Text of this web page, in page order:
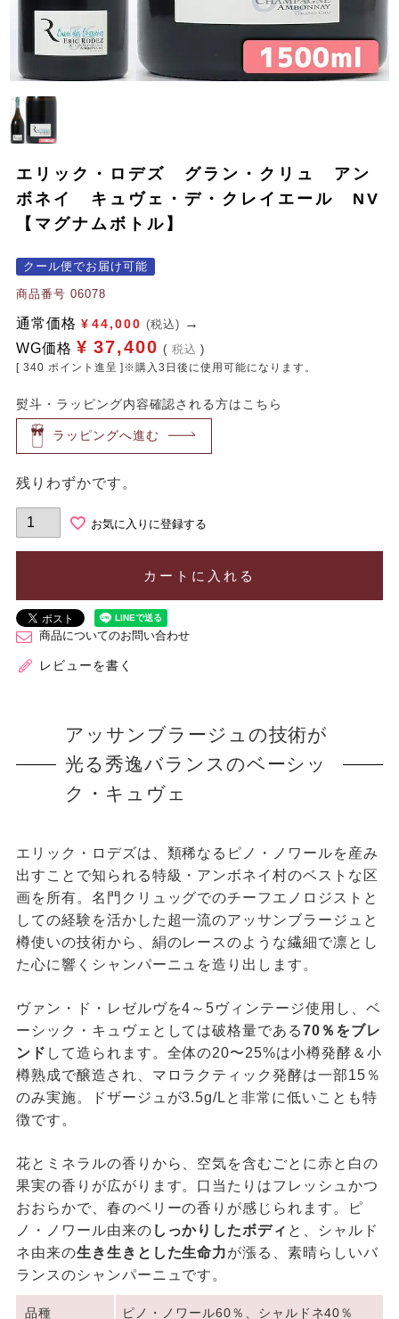
エリック・ロデズ グラン・クリュ アン
ボネイ キュヴェ・デ・クレイエール NV
【マグナムボトル】
クール便でお届け可能
商品番号 06078
通常価格 ¥ 44,000 (税込)
WG価格 ¥ 37,400 税込
[ 340 ポイント進呈 ]※購入3日後に使用可能になります。
熨斗・ラッピング内容確認される方はこちら
ラッピングへ進む
残りわずかです。
お気に入りに登録する
カートに入れる
商品についてのお問い合わせ
レビューを書く
アッサンブラージュの技術が
光る秀逸バランスのベーシッ
ク・キュヴェ
エリック・ロデズは、類稀なるピノ・ノワールを産み
出すことで知られる特級・アンボネイ村のベストな区
画を所有。名門クリュッグでのチーフエノロジストと
しての経験を活かした超一流のアッサンブラージュと
樽使いの技術から、絹のレースのような繊細で凛とし
た心に響くシャンパーニュを造り出します。
ヴァン・ド・レゼルヴを4～5ヴィンテージ使用し、ベ
ーシック・キュヴェとしては破格量である70％をブレ
ンド して造られます。全体の20〜25%は小樽発酵＆小
樽熟成で醸造され、マロラクティック発酵は一部15％
のみ実施。ドザージュが3.5g/Lと非常に低いことも特
徴です。
花とミネラルの香りから、空気を含むごとに赤と白の
果実の香りが広がります。口当たりはフレッシュかつ
おおらかで、春のベリーの香りが感じられます。ピ
ノ・ノワール由来の しっかりしたボディ と、シャルド
ネ由来の生き生きとした生命力が漲る、素晴らしいバ
ランスのシャンパーニュです。
品種 ピノ・ノワール60％、シャルドネ40％